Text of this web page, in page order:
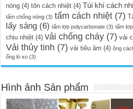
nóng (4) tôn cách nhiệt (4) Túi khí cách
tấm chống nóng (3) tấm cách nhiệt (7)
lấy sáng (6) tấm lợp polycarbonate (3) tấm
chịu nhiệt (4) vải chống cháy (7) vải
Vải thủy tinh (7) vải tiêu âm (4) ông
ống lò xo (3)
Hình ảnh Sản phẩm